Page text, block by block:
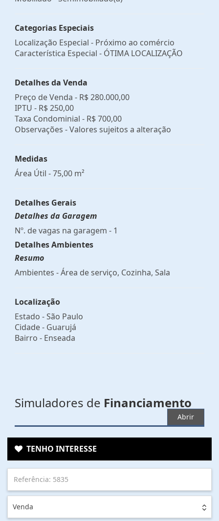
Categorias Especiais
Localização Especial - Próximo ao comércio
Característica Especial - ÓTIMA LOCALIZAÇÃO
Detalhes da Venda
Preço de Venda - R$ 280.000,00
IPTU - R$ 250,00
Taxa Condominial - R$ 700,00
Observações - Valores sujeitos a alteração
Medidas
Área Útil - 75,00 m²
Detalhes Gerais
Detalhes da Garagem
Nº. de vagas na garagem - 1
Detalhes Ambientes
Resumo
Ambientes - Área de serviço, Cozinha, Sala
Localização
Estado -São Paulo
Cidade - Guarujá
Bairro - Enseada
Simuladores de Financiamento
Abrir
TENHO INTERESSE
Venda